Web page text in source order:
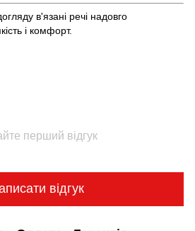
в'язані речі надовго
і комфорт.
перший відгук
відгук